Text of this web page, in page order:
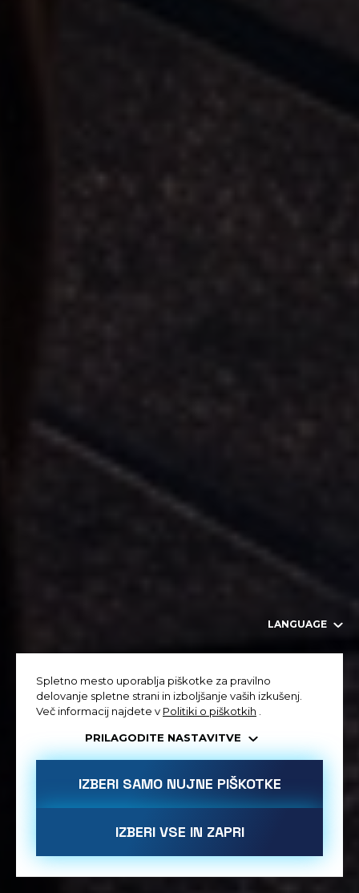
LANGUAGE
Spletno mesto uporablja piškotke za pravilno
delovanje spletne strani in izboljšanje vaših izkušenj.
Več informacij najdete v Politiki o piškotkih
PRILAGODITE NASTAVITVE
IZBERI SAMO NUJNE PIŠKOTKE
IZBERI VSE IN ZAPRI